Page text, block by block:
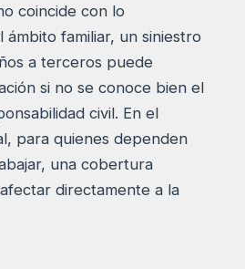
coincide con lo
ámbito familiar, un siniestro
a terceros puede
si no se conoce bien el
civil. En el
para quienes dependen
una cobertura
directamente a la